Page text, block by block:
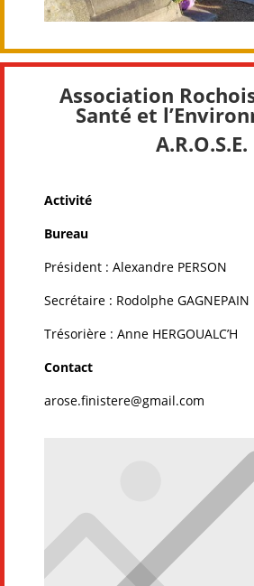
Association
Santé et
A.R.O.S.E.
Activité
Bureau
Président : Alexandre PERSON
Secrétaire : Rodolphe GAGNEPAIN
Trésorière : Anne HERGOUALC’H
Contact
arose.finistere@gmail.com